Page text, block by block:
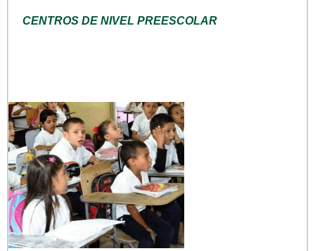
CENTROS DE NIVEL PREESCOLAR